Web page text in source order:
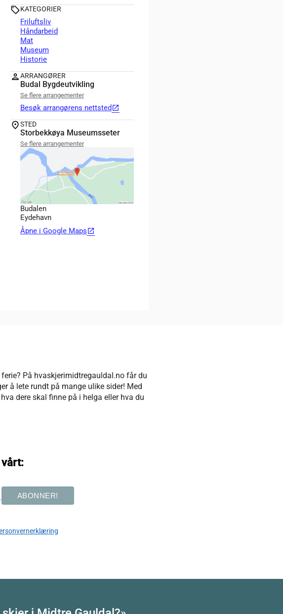
KATEGORIER
Friluftsliv
Håndarbeid
Mat
Museum
Historie
ARRANGØRER
Budal Bygdeutvikling
Se flere arrangementer
Besøk arrangørens nettsted open_in_new
STED
Storbekkøya Museumsseter
Se flere arrangementer
Budalen
Eydehavn
Åpne i Google Mapsopen_in_new
På hvaskjerimidtregauldal.no får du
å lete rundt på mange ulike sider! Med
dere skal finne på i helga eller hva du
vårt:
ABONNER!